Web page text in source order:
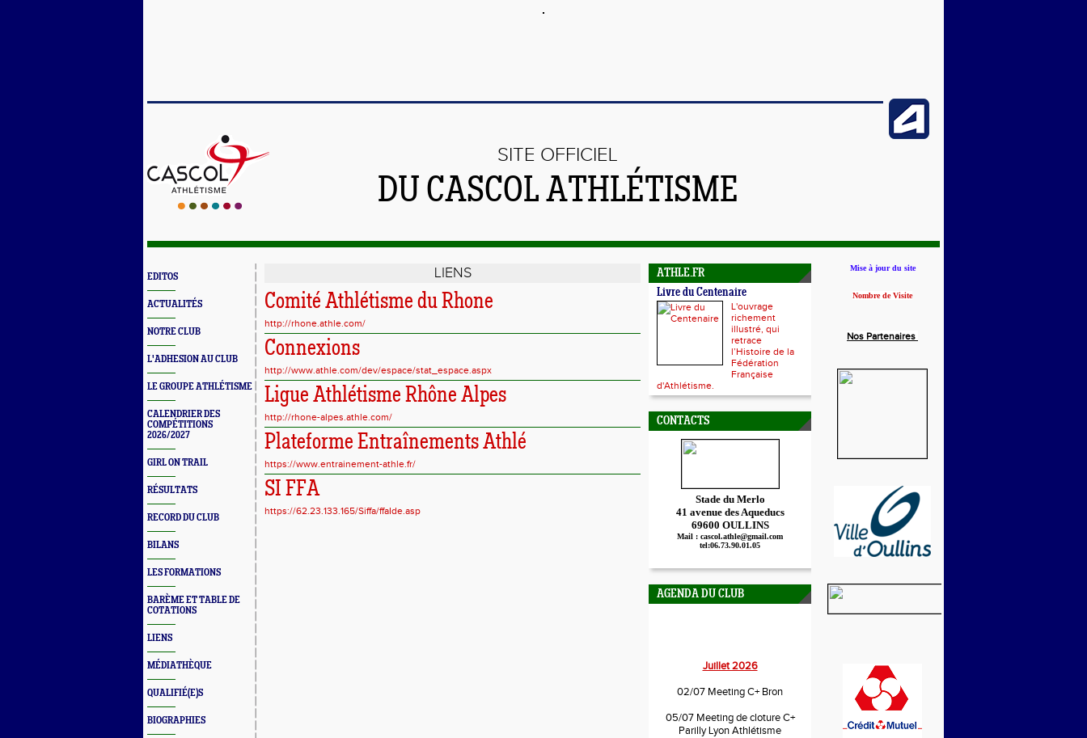
SITE OFFICIEL
DU CASCOL ATHLÉTISME
EDITOS
ACTUALITÉS
NOTRE CLUB
L'ADHESION AU CLUB
LE GROUPE ATHLÉTISME
CALENDRIER DES
COMPÉTITIONS
2026/2027
GIRL ON TRAIL
RÉSULTATS
RECORD DU CLUB
BILANS
LES FORMATIONS
BARÈME ET TABLE DE
COTATIONS
LIENS
MÉDIATHÈQUE
QUALIFIÉ(E)S
BIOGRAPHIES
LIENS
Comité Athlétisme du Rhone
http://rhone.athle.com/
Connexions
http://www.athle.com/dev/espace/stat_espace.aspx
Ligue Athlétisme Rhône Alpes
http://rhone-alpes.athle.com/
Plateforme Entraînements Athlé
https://www.entrainement-athle.fr/
SI FFA
https://62.23.133.165/Siffa/ffaIde.asp
ATHLE.FR
Livre du Centenaire
L'ouvrage
richement
illustré, qui
retrace
l’Histoire de la
Fédération
Française
d'Athlétisme.
CONTACTS
Stade du Merlo
41 avenue des Aqueducs
69600 OULLINS
Mail : cascol.athle@gmail.com
tel:06.73.90.01.05
AGENDA DU CLUB
Juillet 2026
02/07 Meeting C+ Bron
05/07 Meeting de cloture C+
Parilly Lyon Athlétisme
Mise à jour du site
Nombre de Visite
Nos Partenaires